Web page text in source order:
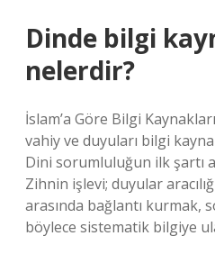
Dinde bilgi
nelerdir?
İslam’a Göre Bilgi
vahiy ve duyuları bilgi
Dini sorumluluğun ilk şartı
Zihnin işlevi; duyular
arasında bağlantı kurmak,
böylece sistematik bilgiye